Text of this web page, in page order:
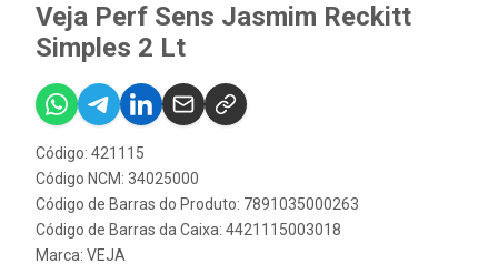
Veja Perf Sens Jasmim Reckitt
Simples 2 Lt
Código: 421115
Código NCM: 34025000
Código de Barras do Produto: 7891035000263
Código de Barras da Caixa: 4421115003018
Marca: VEJA